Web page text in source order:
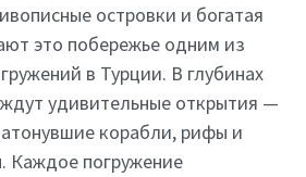
островки и богатая
это побережье одним из
в Турции. В глубинах
ждут удивительные открытия —
корабли, рифы и
Каждое погружение